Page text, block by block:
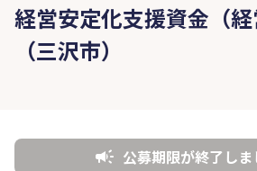
経営安定化支援資金（経
（三沢市）
公募期限が終了しま